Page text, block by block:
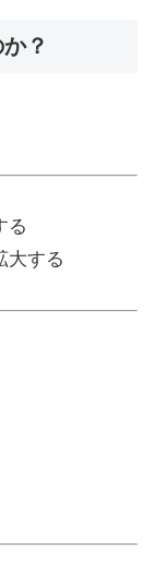
？
る
大する